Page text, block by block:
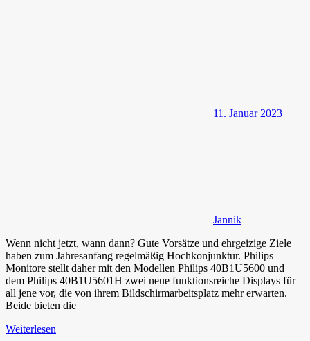
11. Januar 2023
Jannik
Wenn nicht jetzt, wann dann? Gute Vorsätze und ehrgeizige Ziele
haben zum Jahresanfang regelmäßig Hochkonjunktur. Philips
Monitore stellt daher mit den Modellen Philips 40B1U5600 und
dem Philips 40B1U5601H zwei neue funktionsreiche Displays für
all jene vor, die von ihrem Bildschirmarbeitsplatz mehr erwarten.
Beide bieten die
Weiterlesen